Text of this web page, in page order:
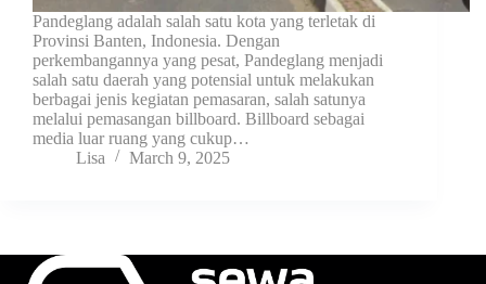
Pandeglang adalah salah satu kota yang terletak di
Provinsi Banten, Indonesia. Dengan
perkembangannya yang pesat, Pandeglang menjadi
salah satu daerah yang potensial untuk melakukan
berbagai jenis kegiatan pemasaran, salah satunya
melalui pemasangan billboard. Billboard sebagai
media luar ruang yang cukup…
Lisa
March 9, 2025